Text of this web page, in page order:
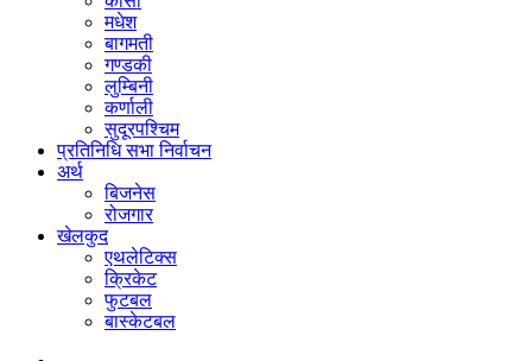
मधेश
बागमती
गण्डकी
लुम्बिनी
कर्णाली
सुदूरपश्चिम
प्रतिनिधि सभा निर्वाचन
अर्थ
बिजनेस
रोजगार
खेलकुद
एथलेटिक्स
क्रिकेट
फुटबल
बास्केटबल